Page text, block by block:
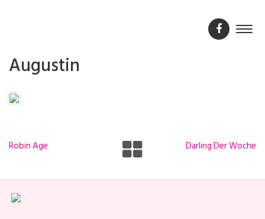
Augustin
Robin Age Darling Der Woche